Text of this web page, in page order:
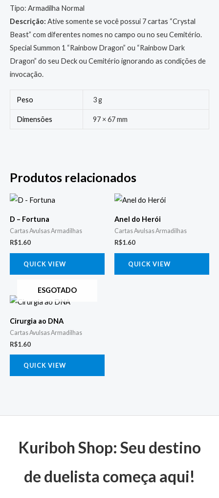
Tipo: Armadilha Normal
Descrição: Ative somente se você possui 7 cartas “Crystal
Beast” com diferentes nomes no campo ou no seu Cemitério.
Special Summon 1 “Rainbow Dragon” ou “Rainbow Dark
Dragon” do seu Deck ou Cemitério ignorando as condições de
invocação.
Peso 3 g
Dimensões 97 × 67 mm
Produtos relacionados
D – Fortuna
Cartas Avulsas Armadilhas
R$1.60
QUICK VIEW
Anel do Herói
Cartas Avulsas Armadilhas
R$1.60
QUICK VIEW
ESGOTADO
Cirurgia ao DNA
Cartas Avulsas Armadilhas
R$1.60
QUICK VIEW
Kuriboh Shop: Seu destino
de duelista começa aqui!